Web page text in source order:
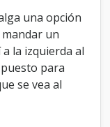
e
p
a
r
a
u
una opción
un
a la izquierda al
para
se vea al